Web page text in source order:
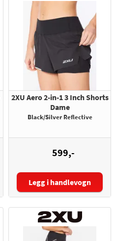
2XU Aero 2-in-1 3 Inch Shorts
Dame
Black/Silver Reflective
599,-
Størrelse:
Legg i handlevogn